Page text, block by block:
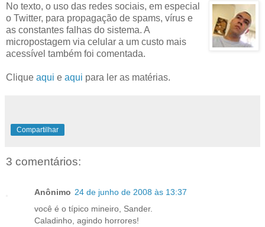
No texto, o uso das redes sociais, em especial
o Twitter, para propagação de spams, vírus e
as constantes falhas do sistema. A
micropostagem via celular a um custo mais
acessível também foi comentada.
Clique aqui e aqui para ler as matérias.
Compartilhar
3 comentários:
Anônimo 24 de junho de 2008 às 13:37
você é o típico mineiro, Sander.
Caladinho, agindo horrores!